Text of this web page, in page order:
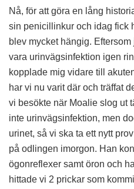
Nå, för att göra en lång
sin penicillinkur och idag fick
blev mycket hängig.
vara urinvägsinfektion igen
kopplade mig vidare till
har vi nu varit där och träffat
vi besökte när Moalie slog ut
inte urinvägsinfektion, men
urinet, så vi ska ta ett nytt
på odlingen imorgon. Han
ögonreflexer samt öron och
hittade vi 2 prickar som